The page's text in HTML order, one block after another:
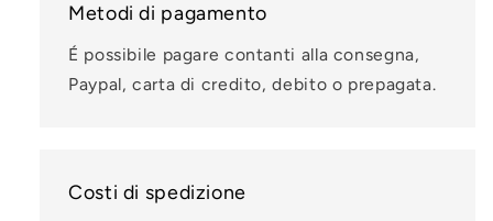
Metodi di pagamento
É possibile pagare contanti alla consegna,
Paypal, carta di credito, debito o prepagata.
Costi di spedizione